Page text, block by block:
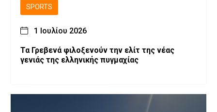
SPORTS
1 Ιουλίου 2026
Τα Γρεβενά φιλοξενούν την ελίτ της νέας
γενιάς της ελληνικής πυγμαχίας